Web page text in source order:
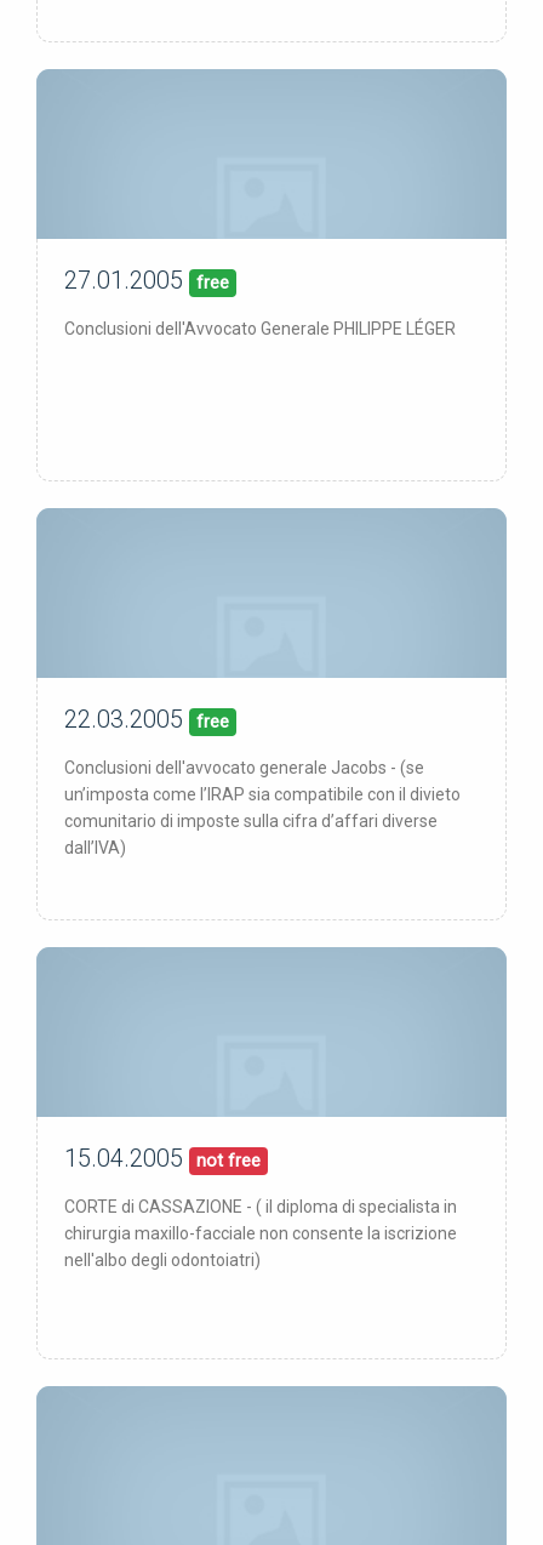
pubblicata: 00/00/00
27.01.2005 free
Conclusioni dell'Avvocato Generale PHILIPPE LÉGER
pubblicata: 00/00/00
22.03.2005 free
Conclusioni dell'avvocato generale Jacobs - (se
un’imposta come l’IRAP sia compatibile con il divieto
comunitario di imposte sulla cifra d’affari diverse
dall’IVA)
pubblicata: 00/00/00
15.04.2005 not free
CORTE di CASSAZIONE - ( il diploma di specialista in
chirurgia maxillo-facciale non consente la iscrizione
nell'albo degli odontoiatri)